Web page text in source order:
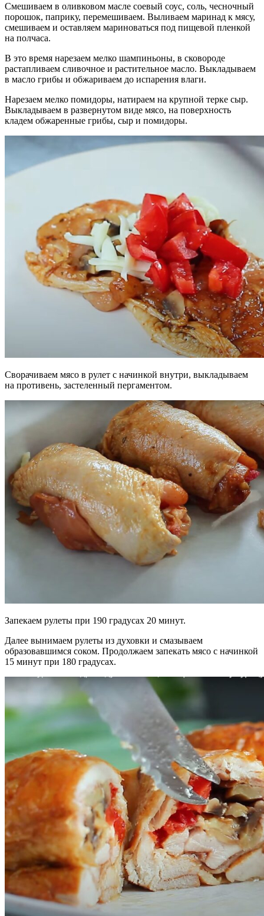
Смешиваем в оливковом масле соевый соус, соль, чесночный
порошок, паприку, перемешиваем. Выливаем маринад к мясу,
смешиваем и оставляем мариноваться под пищевой пленкой
на полчаса.
В это время нарезаем мелко шампиньоны, в сковороде
растапливаем сливочное и растительное масло. Выкладываем
в масло грибы и обжариваем до испарения влаги.
Нарезаем мелко помидоры, натираем на крупной терке сыр.
Выкладываем в развернутом виде мясо, на поверхность
кладем обжаренные грибы, сыр и помидоры.
Сворачиваем мясо в рулет с начинкой внутри, выкладываем
на противень, застеленный пергаментом.
Запекаем рулеты при 190 градусах 20 минут.
Далее вынимаем рулеты из духовки и смазываем
образовавшимся соком. Продолжаем запекать мясо с начинкой
15 минут при 180 градусах.